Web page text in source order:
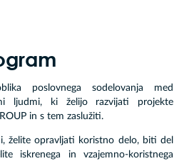
poslovnega sodelovanja med
ljudmi, ki želijo razvijati projekte
in s tem zaslužiti.
želite opravljati koristno delo, biti del
iskrenega in vzajemno-koristnega